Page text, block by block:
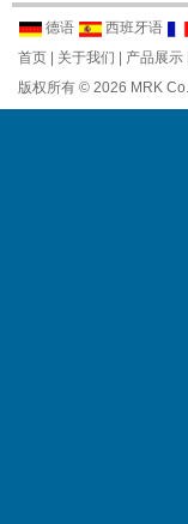
德语 西班牙语
首页
关于我们 产品展示
版权所有 © 2026 MRK